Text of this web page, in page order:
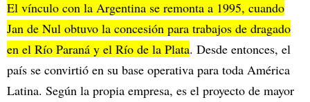
El vínculo con la Argentina se remonta a 1995, cuando
Jan de Nul obtuvo la concesión para trabajos de dragado
en el Río Paraná y el Río de la Plata. Desde entonces, el
país se convirtió en su base operativa para toda América
Latina. Según la propia empresa, es el proyecto de mayor